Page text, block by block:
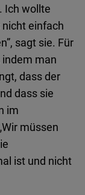
Ich wollte
einfach
sagt sie. Für
man
dass der
dass sie
im
müssen
ist und nicht